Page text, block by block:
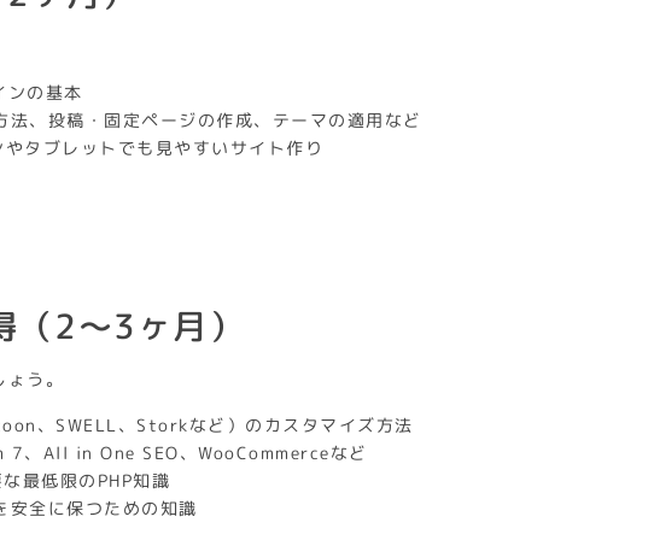
の基本
、投稿・固定ページの作成、テーマの適用など
タブレットでも見やすいサイト作り
2〜3ヶ月）
う。
、SWELL、Storkなど）のカスタマイズ方法
All in One SEO、WooCommerceなど
最低限のPHP知識
全に保つための知識